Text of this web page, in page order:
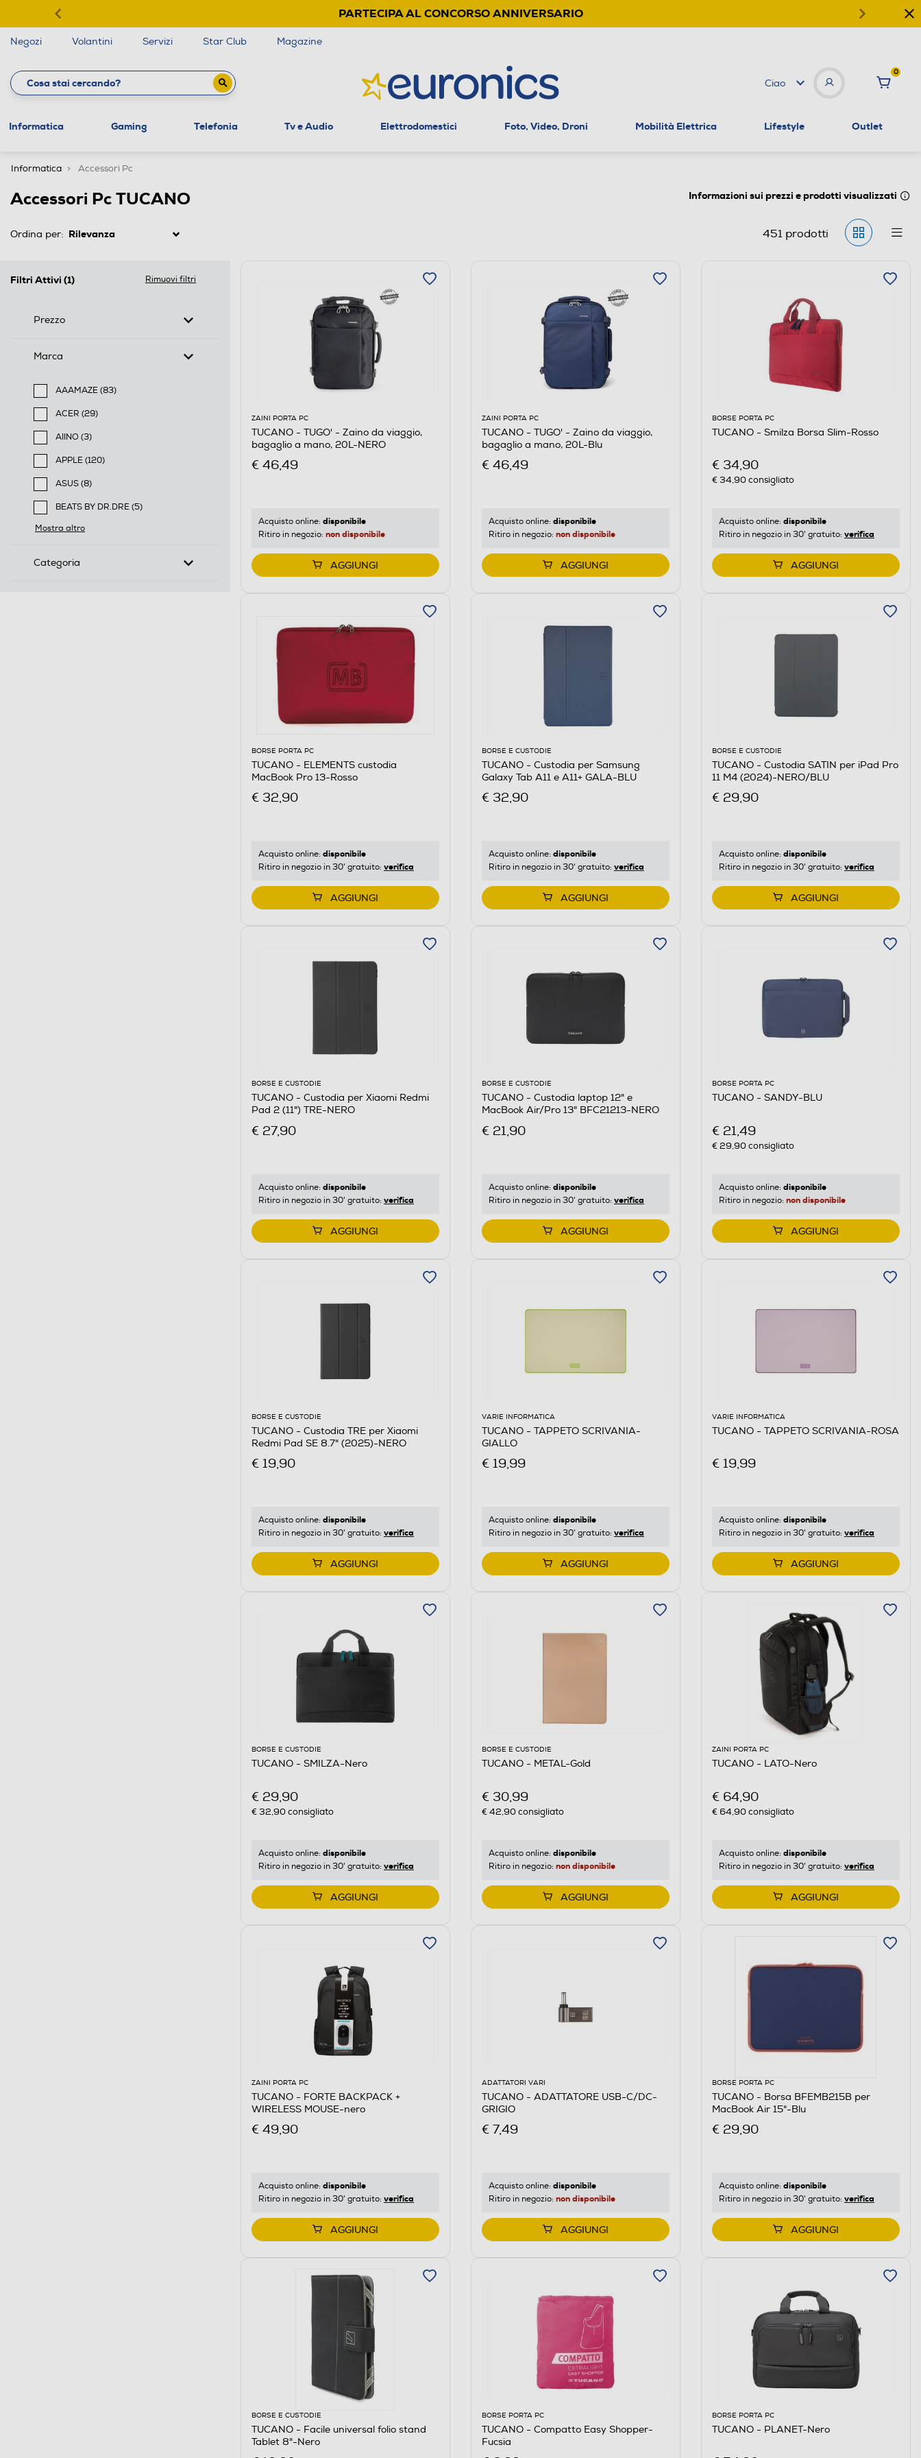
PARTECIPA AL CONCORSO ANNIVERSARIO
Negozi Volantini Servizi Star Club Magazine
Ciao
0
Informatica Gaming Telefonia Tv e Audio Elettrodomestici Foto, Video, Droni Mobilità Elettrica Lifestyle Outlet
Informatica Accessori Pc
Accessori Pc TUCANO Informazioni sui prezzi e prodotti visualizzati
Ordina per: 451prodotti
Filtri Attivi (1) Rimuovi filtri
Prezzo
Marca
AAAMAZE (83)
Filtra per Marca: AAAMAZE
ACER (29)
Filtra per Marca: ACER
AIINO (3)
Filtra per Marca: AIINO
APPLE (120)
Filtra per Marca: APPLE
ASUS (8)
Filtra per Marca: ASUS
BEATS BY DR.DRE (5)
Filtra per Marca: BEATS BY DR.DRE
Mostra altro
Categoria
ZAINI PORTA PC
TUCANO - TUGO' - Zaino da viaggio,
bagaglio a mano, 20L-NERO
€ 46,49
Acquisto online: disponibile
Ritiro in negozio: non disponibile
AGGIUNGI
ZAINI PORTA PC
TUCANO - TUGO' - Zaino da viaggio,
bagaglio a mano, 20L-Blu
€ 46,49
Acquisto online: disponibile
Ritiro in negozio: non disponibile
AGGIUNGI
BORSE PORTA PC
TUCANO - Smilza Borsa Slim-Rosso
€ 34,90
€ 34,90consigliato
Acquisto online: disponibile
Ritiro in negozio in 30' gratuito: verifica
AGGIUNGI
BORSE PORTA PC
TUCANO - ELEMENTS custodia
MacBook Pro 13-Rosso
€ 32,90
Acquisto online: disponibile
Ritiro in negozio in 30' gratuito: verifica
AGGIUNGI
BORSE E CUSTODIE
TUCANO - Custodia per Samsung
Galaxy Tab A11 e A11+ GALA-BLU
€ 32,90
Acquisto online: disponibile
Ritiro in negozio in 30' gratuito: verifica
AGGIUNGI
BORSE E CUSTODIE
TUCANO - Custodia SATIN per iPad Pro
11 M4 (2024)-NERO/BLU
€ 29,90
Acquisto online: disponibile
Ritiro in negozio in 30' gratuito: verifica
AGGIUNGI
BORSE E CUSTODIE
TUCANO - Custodia per Xiaomi Redmi
Pad 2 (11") TRE-NERO
€ 27,90
Acquisto online: disponibile
Ritiro in negozio in 30' gratuito: verifica
AGGIUNGI
BORSE E CUSTODIE
TUCANO - Custodia laptop 12" e
MacBook Air/Pro 13" BFC21213-NERO
€ 21,90
Acquisto online: disponibile
Ritiro in negozio in 30' gratuito: verifica
AGGIUNGI
BORSE PORTA PC
TUCANO - SANDY-BLU
€ 21,49
€ 29,90consigliato
Acquisto online: disponibile
Ritiro in negozio: non disponibile
AGGIUNGI
BORSE E CUSTODIE
TUCANO - Custodia TRE per Xiaomi
Redmi Pad SE 8.7" (2025)-NERO
€ 19,90
Acquisto online: disponibile
Ritiro in negozio in 30' gratuito: verifica
AGGIUNGI
VARIE INFORMATICA
TUCANO - TAPPETO SCRIVANIA-
GIALLO
€ 19,99
Acquisto online: disponibile
Ritiro in negozio in 30' gratuito: verifica
AGGIUNGI
VARIE INFORMATICA
TUCANO - TAPPETO SCRIVANIA-ROSA
€ 19,99
Acquisto online: disponibile
Ritiro in negozio in 30' gratuito: verifica
AGGIUNGI
BORSE E CUSTODIE
TUCANO - SMILZA-Nero
€ 29,90
€ 32,90consigliato
Acquisto online: disponibile
Ritiro in negozio in 30' gratuito: verifica
AGGIUNGI
BORSE E CUSTODIE
TUCANO - METAL-Gold
€ 30,99
€ 42,90consigliato
Acquisto online: disponibile
Ritiro in negozio: non disponibile
AGGIUNGI
ZAINI PORTA PC
TUCANO - LATO-Nero
€ 64,90
€ 64,90consigliato
Acquisto online: disponibile
Ritiro in negozio in 30' gratuito: verifica
AGGIUNGI
ZAINI PORTA PC
TUCANO - FORTE BACKPACK +
WIRELESS MOUSE-nero
€ 49,90
Acquisto online: disponibile
Ritiro in negozio in 30' gratuito: verifica
AGGIUNGI
ADATTATORI VARI
TUCANO - ADATTATORE USB-C/DC-
GRIGIO
€ 7,49
Acquisto online: disponibile
Ritiro in negozio: non disponibile
AGGIUNGI
BORSE PORTA PC
TUCANO - Borsa BFEMB215B per
MacBook Air 15"-Blu
€ 29,90
Acquisto online: disponibile
Ritiro in negozio in 30' gratuito: verifica
AGGIUNGI
BORSE E CUSTODIE
TUCANO - Facile universal folio stand
Tablet 8"-Nero
BORSE PORTA PC
TUCANO - Compatto Easy Shopper-
Fucsia
BORSE PORTA PC
TUCANO - PLANET-Nero